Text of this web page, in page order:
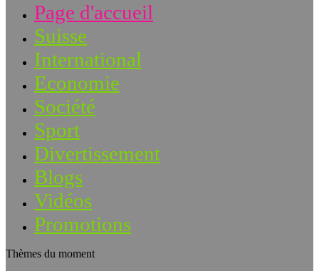
Page d'accueil
Suisse
International
Economie
Société
Sport
Divertissement
Blogs
Vidéos
Promotions
Thèmes du moment